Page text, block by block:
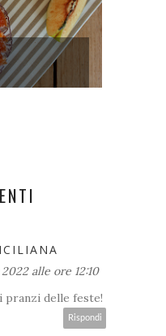
alle ore 12:10
delle feste!
Rispondi